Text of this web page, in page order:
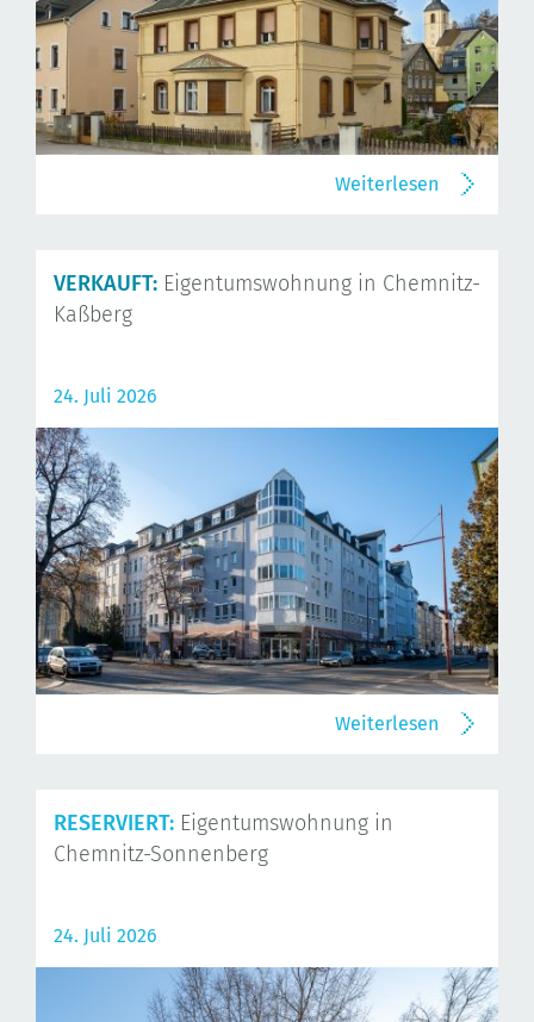
Weiterlesen
VERKAUFT: Eigentumswohnung in Chemnitz-
Kaßberg
24. Juli 2026
Weiterlesen
RESERVIERT: Eigentumswohnung in
Chemnitz-Sonnenberg
24. Juli 2026